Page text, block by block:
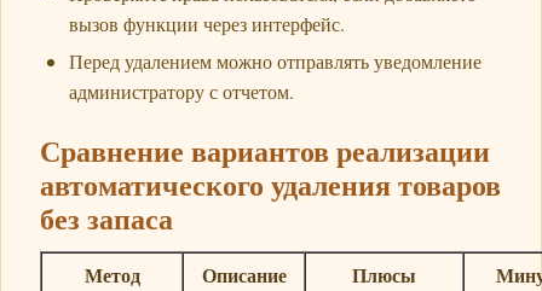
вызов функции через интерфейс.
Перед удалением можно отправлять уведомление
администратору с отчетом.
Сравнение вариантов реализации
автоматического удаления товаров
без запаса
Метод Описание Плюсы